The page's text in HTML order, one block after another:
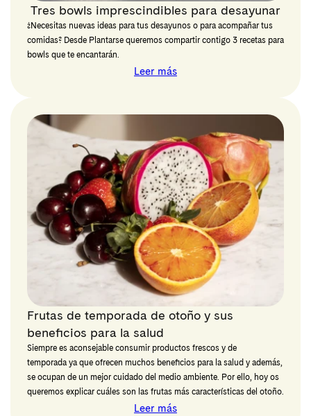
Tres bowls imprescindibles para desayunar
¿Necesitas nuevas ideas para tus desayunos o para acompañar tus
comidas? Desde Plantarse queremos compartir contigo 3 recetas para
bowls que te encantarán.
Leer más
Frutas de temporada de otoño y sus
beneficios para la salud
Siempre es aconsejable consumir productos frescos y de
temporada ya que ofrecen muchos beneficios para la salud y además,
se ocupan de un mejor cuidado del medio ambiente. Por ello, hoy os
queremos explicar cuáles son las frutas más características del otoño.
Leer más